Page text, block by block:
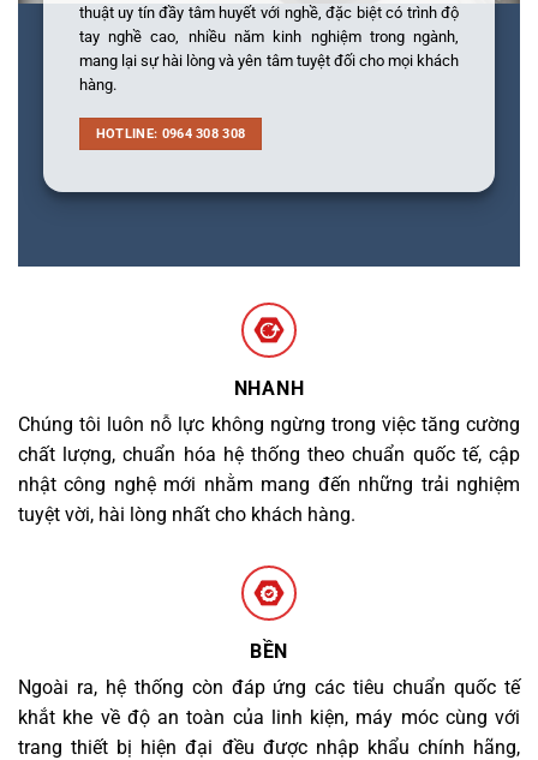
thuật uy tín đầy tâm huyết với nghề, đặc biệt có trình độ
tay nghề cao, nhiều năm kinh nghiệm trong ngành,
mang lại sự hài lòng và yên tâm tuyệt đối cho mọi khách
hàng.
HOTLINE: 0964 308 308
NHANH
Chúng tôi luôn nỗ lực không ngừng trong việc tăng cường
chất lượng, chuẩn hóa hệ thống theo chuẩn quốc tế, cập
nhật công nghệ mới nhằm mang đến những trải nghiệm
tuyệt vời, hài lòng nhất cho khách hàng.
BỀN
Ngoài ra, hệ thống còn đáp ứng các tiêu chuẩn quốc tế
khắt khe về độ an toàn của linh kiện, máy móc cùng với
trang thiết bị hiện đại đều được nhập khẩu chính hãng,